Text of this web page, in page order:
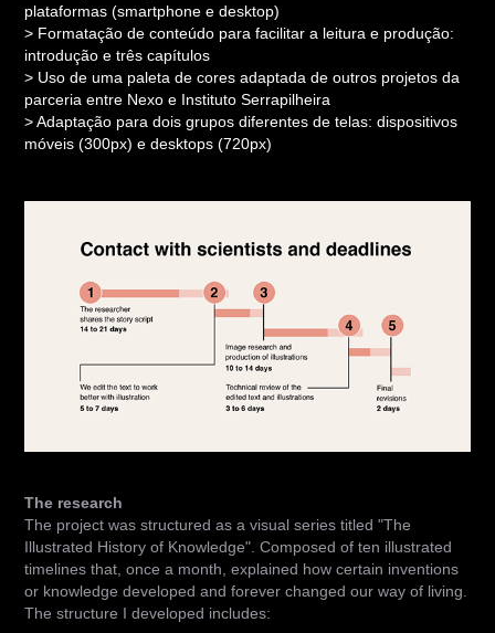
plataformas (smartphone e desktop)
> Formatação de conteúdo para facilitar a leitura e produção:
introdução e três capítulos
> Uso de uma paleta de cores adaptada de outros projetos da
parceria entre Nexo e Instituto Serrapilheira
> Adaptação para dois grupos diferentes de telas: dispositivos
móveis (300px) e desktops (720px)
The research
The project was structured as a visual series titled "The
Illustrated History of Knowledge". Composed of ten illustrated
timelines that, once a month, explained how certain inventions
or knowledge developed and forever changed our way of living.
The structure I developed includes: